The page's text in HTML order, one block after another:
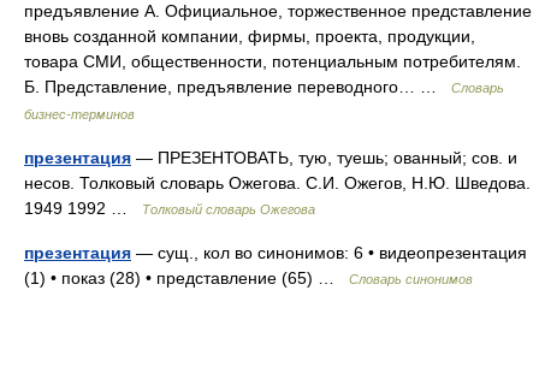
предъявление А. Официальное, торжественное представление
вновь созданной компании, фирмы, проекта, продукции,
товара СМИ, общественности, потенциальным потребителям.
Б. Представление, предъявление переводного… …
Словарь
бизнес-терминов
презентация — ПРЕЗЕНТОВАТЬ, тую, туешь; ованный; сов. и
несов. Толковый словарь Ожегова. С.И. Ожегов, Н.Ю. Шведова.
1949 1992 …
Толковый словарь Ожегова
презентация — сущ., кол во синонимов: 6 • видеопрезентация
(1) • показ (28) • представление (65) …
Словарь синонимов